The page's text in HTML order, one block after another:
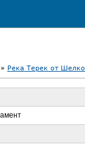
» Река Терек от